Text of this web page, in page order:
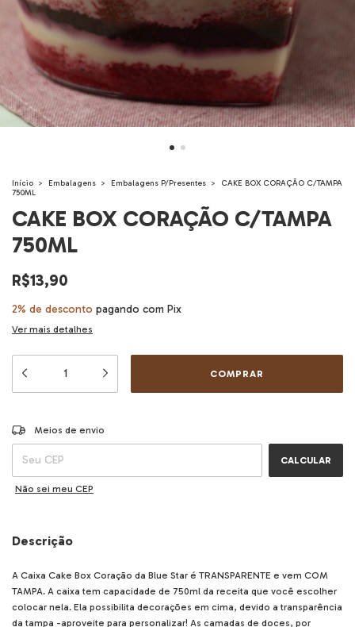
Início > Embalagens > Embalagens P/Presentes >
CAKE BOX CORAÇÃO C/TAMPA
750ML
CAKE BOX CORAÇÃO C/TAMPA
750ML
R$13,90
2% de desconto pagando com Pix
Ver mais detalhes
Entregas para o CEP:
Meios de envio
CALCULAR
Não sei meu CEP
Descrição
A Caixa Cake Box Coração da Blue Star é TRANSPARENTE e vem COM
TAMPA. A caixa tem capacidade de 750ml da receita que você escolher
colocar nela. Ela possibilita decorações em cima, devido a transparência
da tampa -aproveite para personalizar! As camadas de doces, por